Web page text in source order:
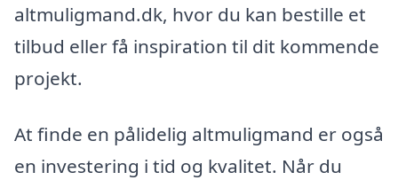
altmuligmand.dk, hvor du kan bestille et
tilbud eller få inspiration til dit kommende
projekt.
At finde en pålidelig altmuligmand er også
en investering i tid og kvalitet. Når du